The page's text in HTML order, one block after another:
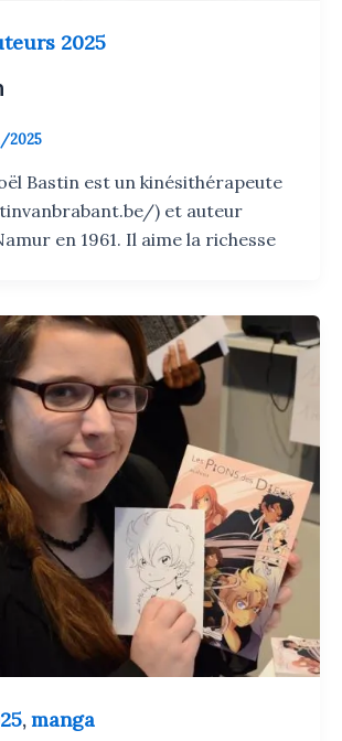
2025
2025
Bastin est un kinésithérapeute
) et auteur
en 1961. Il aime la richesse
, manga